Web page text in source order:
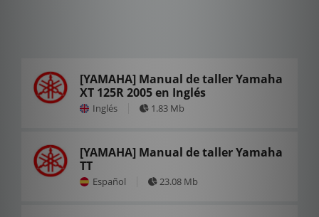
[YAMAHA] Manual de taller Yamaha
XT 125R 2005 en Inglés
Inglés 1.83 Mb
[YAMAHA] Manual de taller Yamaha
TT
Español 23.08 Mb